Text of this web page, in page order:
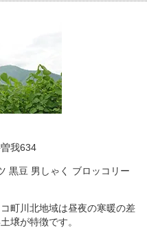
我634
黒豆 男しゃく ブロッコリー
町川北地域は昼夜の寒暖の差
壌が特徴です。